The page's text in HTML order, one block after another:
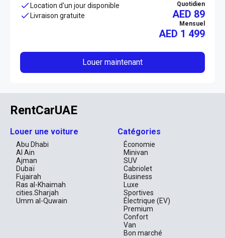
Location d'un jour disponible
Livraison gratuite
Quotidien
AED 89
Mensuel
AED 1 499
Louer maintenant
RentCarUAE
Louer une voiture
Abu Dhabi
Al Ain
Ajman
Dubaï
Fujairah
Ras al-Khaimah
cities.Sharjah
Umm al-Quwain
Catégories
Économie
Minivan
SUV
Cabriolet
Business
Luxe
Sportives
Électrique (EV)
Premium
Confort
Van
Bon marché